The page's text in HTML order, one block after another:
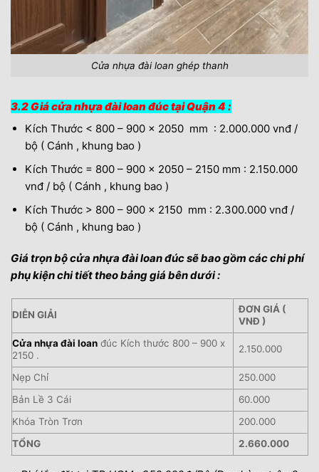
Cửa nhựa đài loan ghép thanh
3.2 Giá cửa nhựa đài loan đúc tại Quận 4 :
Kích Thước < 800 – 900 x 2050 mm : 2.000.000 vnđ /
bộ ( Cánh , khung bao )
Kích Thước = 800 – 900 x 2050 – 2150 mm : 2.150.000
vnđ / bộ ( Cánh , khung bao )
Kích Thước > 800 – 900 x 2150 mm : 2.300.000 vnđ /
bộ ( Cánh , khung bao )
Giá trọn bộ cửa nhựa đài loan đúc sẽ bao gồm các chi phí
phụ kiện chi tiết theo bảng giá bên dưới :
DIỄN GIẢI
ĐƠN GIÁ (
VNĐ )
Cửa nhựa đài loan đúc Kích thước 800 – 900 x
2150 .
2.150.000
Nẹp Chỉ
250.000
Bản Lề 3 Cái
60.000
Khóa Tròn Trơn
200.000
TỔNG
2.660.000